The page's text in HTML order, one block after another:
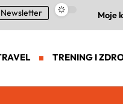
Newsletter Moje
TRENING I